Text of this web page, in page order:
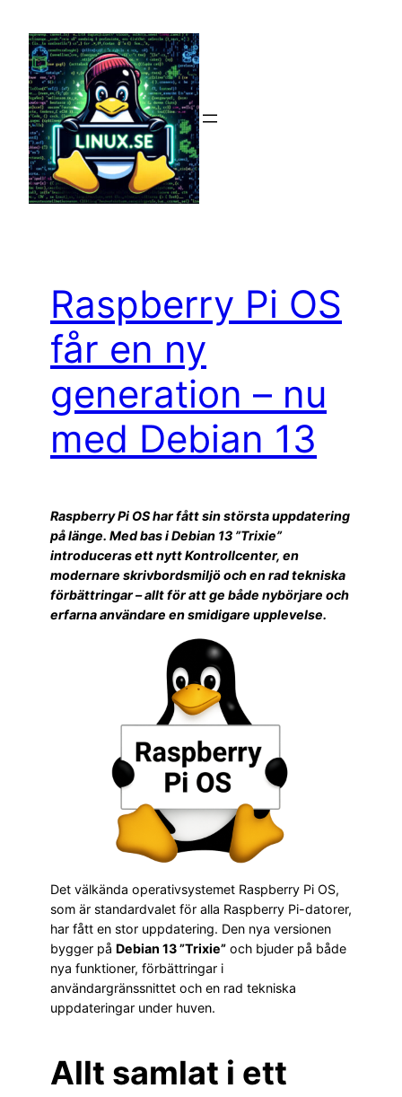
innehåll
Raspberry Pi OS
får en ny
generation – nu
med Debian 13
Raspberry Pi OS har fått sin största uppdatering
på länge. Med bas i Debian 13 ”Trixie”
introduceras ett nytt Kontrollcenter, en
modernare skrivbordsmiljö och en rad tekniska
förbättringar – allt för att ge både nybörjare och
erfarna användare en smidigare upplevelse.
Det välkända operativsystemet Raspberry Pi OS,
som är standardvalet för alla Raspberry Pi-datorer,
har fått en stor uppdatering. Den nya versionen
bygger på Debian 13 ”Trixie” och bjuder på både
nya funktioner, förbättringar i
användargränssnittet och en rad tekniska
uppdateringar under huven.
Allt samlat i ett